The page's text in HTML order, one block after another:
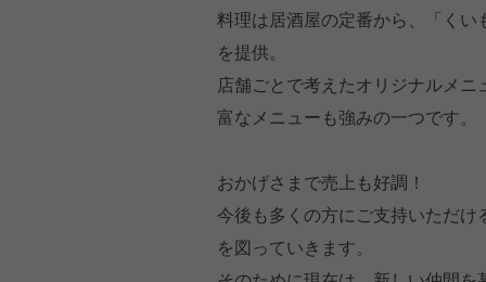
料理は居酒屋の定番から、「く
を提供。
店舗ごとで考えたオリジナルメ
富なメニューも強みの一つです。
おかげさまで売上も好調！
今後も多くの方にご支持いただ
を図っていきます。